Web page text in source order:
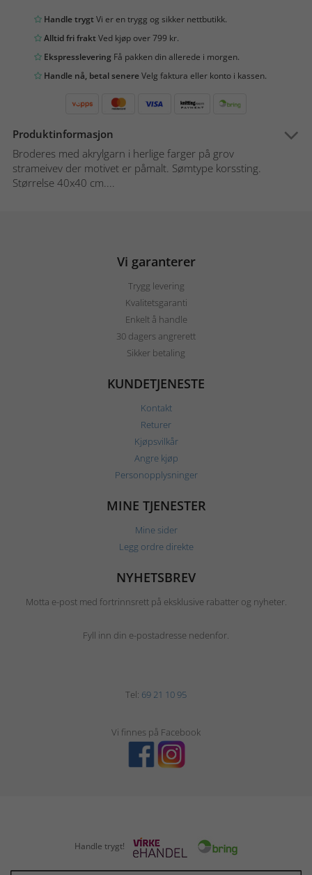
Handle trygtVi er en trygg og sikker nettbutikk.
Alltid fri fraktVed kjøp over 799 kr.
Ekspresslevering Få pakken din allerede i morgen.
Handle nå, betal senereVelg faktura eller konto i kassen.
Produktinformasjon
Broderes med akrylgarn i herlige farger på grov
strameivev der motivet er påmalt. Sømtype korssting.
Størrelse 40x40 cm....
Vi garanterer
Trygg levering
Kvalitetsgaranti
Enkelt å handle
30 dagers angrerett
Sikker betaling
KUNDETJENESTE
Kontakt
Returer
Kjøpsvilkår
Angre kjøp
Personopplysninger
MINE TJENESTER
Mine sider
Legg ordre direkte
NYHETSBREV
Motta e-post med fortrinnsrett på eksklusive rabatter og nyheter.
Fyll inn din e-postadresse nedenfor.
Tel: 69 21 10 95
Vi finnes på Facebook
Handle trygt!